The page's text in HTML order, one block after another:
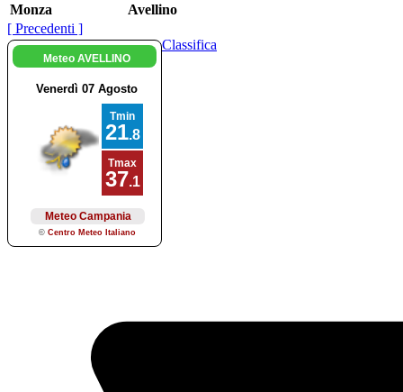
Monza
Avellino
[ Precedenti ]
Meteo AVELLINO
Classifica